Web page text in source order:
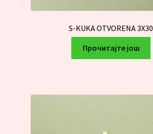
S-KUKA OTVORENA 3X30
Прочитајте још